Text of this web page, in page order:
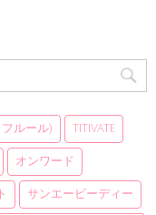
ルール) titivate
オンワード
サンエービーディー